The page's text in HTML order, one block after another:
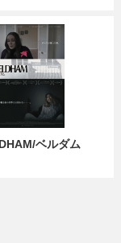
ベルダム